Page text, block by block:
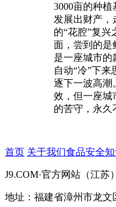
3000亩的种植
发展出财产，
的“花腔”复兴
面，尝到的是
是一座城市的
自动“冷”下
逐下一波高潮
效，但一座城
的苦守，永久
首页 关于我们食品安全知
J9.COM·官方网站（江苏
地址：福建省漳州市龙文